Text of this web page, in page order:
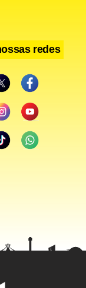
Alves dos
federal pelo
dele
de
redes